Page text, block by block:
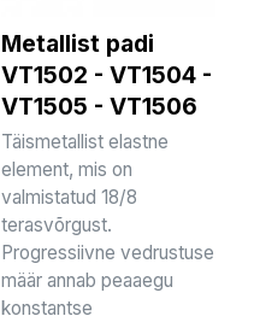
Metallist padi
VT1502 - VT1504 -
VT1505 - VT1506
Täismetallist elastne
element, mis on
valmistatud 18/8
terasvõrgust.
Progressiivne vedrustuse
määr annab peaaegu
konstantse